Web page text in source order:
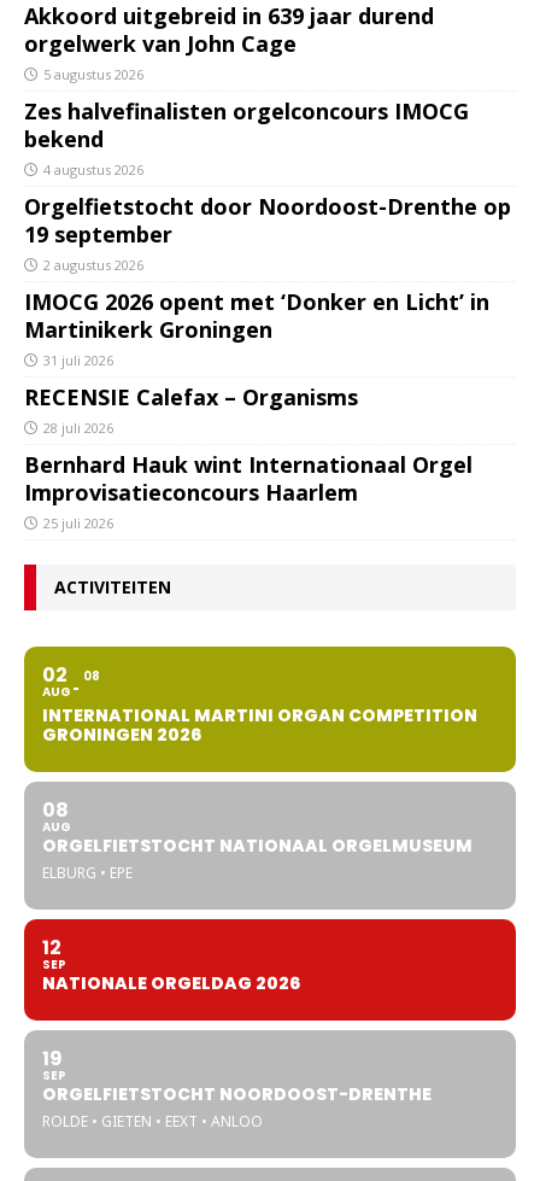
Akkoord uitgebreid in 639 jaar durend
orgelwerk van John Cage
5 augustus 2026
Zes halvefinalisten orgelconcours IMOCG
bekend
4 augustus 2026
Orgelfietstocht door Noordoost-Drenthe op
19 september
2 augustus 2026
IMOCG 2026 opent met ‘Donker en Licht’ in
Martinikerk Groningen
31 juli 2026
RECENSIE Calefax – Organisms
28 juli 2026
Bernhard Hauk wint Internationaal Orgel
Improvisatieconcours Haarlem
25 juli 2026
ACTIVITEITEN
02
AUG
08
INTERNATIONAL MARTINI ORGAN COMPETITION
GRONINGEN 2026
08
AUG
ORGELFIETSTOCHT NATIONAAL ORGELMUSEUM
ELBURG • EPE
12
SEP
NATIONALE ORGELDAG 2026
19
SEP
ORGELFIETSTOCHT NOORDOOST-DRENTHE
ROLDE • GIETEN • EEXT • ANLOO